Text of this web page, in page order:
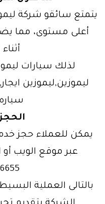
يتمتع سائقو شركة
أعلى مستوى، مما
لذلك سيارات
ليموزين,ليموزين
يمكن للعملاء حجز
عبر موقع الويب أو
بالتالى العملية